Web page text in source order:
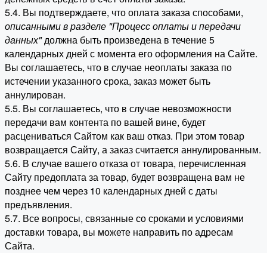
5.4. Вы подтверждаете, что оплата заказа способами,
описанными в разделе "Процесс оплаты и передачи
данных"должна быть произведена в течение 5
календарных дней с момента его оформления на Сайте.
Вы соглашаетесь, что в случае неоплаты заказа по
истечении указанного срока, заказ может быть
аннулирован.
5.5. Вы соглашаетесь, что в случае невозможности
передачи вам контента по вашей вине, будет
расцениваться Сайтом как ваш отказ. При этом товар
возвращается Сайту, а заказ считается аннулированным.
5.6. В случае вашего отказа от товара, перечисленная
Сайту предоплата за товар, будет возвращена вам не
позднее чем через 10 календарных дней с даты
предъявления.
5.7. Все вопросы, связанные со сроками и условиями
доставки товара, вы можете направить по адресам
Сайта.